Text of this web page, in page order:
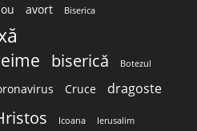
avort Biserica
biserică Botezul
Cruce dragoste
Icoana Ierusalim